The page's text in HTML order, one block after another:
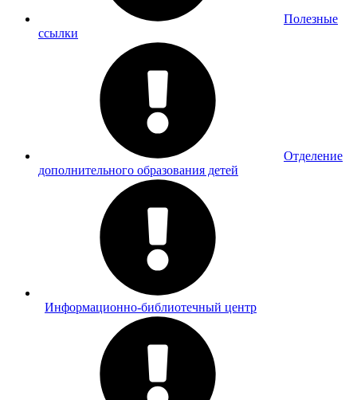
Полезные
cсылки
Отделение
дополнительного образования детей
Информационно-библиотечный центр